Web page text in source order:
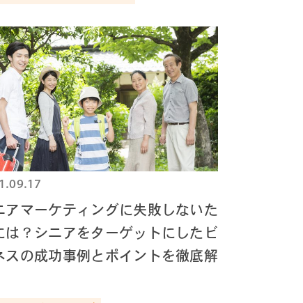
アマーケティングに失敗しないた
は？シニアをターゲットにしたビ
スの成功事例とポイントを徹底解